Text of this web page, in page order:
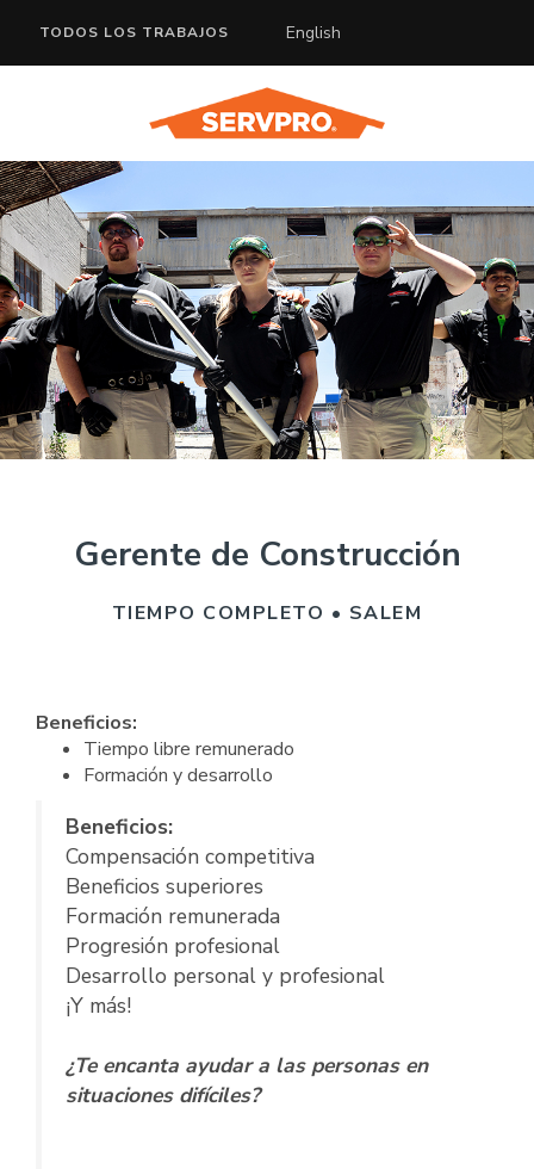
TODOS LOS TRABAJOS English
Gerente de Construcción
TIEMPO COMPLETO • SALEM
Beneficios:
Tiempo libre remunerado
Formación y desarrollo
Beneficios:
Compensación competitiva
Beneficios superiores
Formación remunerada
Progresión profesional
Desarrollo personal y profesional
¡Y más!
¿Te encanta ayudar a las personas en
situaciones difíciles?